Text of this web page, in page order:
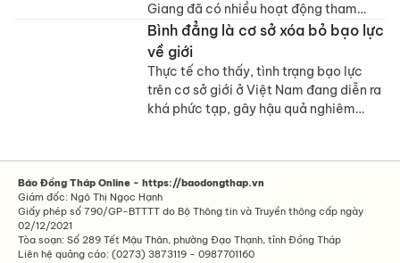
Giang đã có nhiều hoạt động tham
mưu, phối hợp, hướng dẫn, chỉ đạo thực
hiện công tác tuyên truyền phòng,
chống BLGĐ.
Bình đẳng là cơ sở xóa bỏ bạo lực
về giới
Thực tế cho thấy, tình trạng bạo lực
trên cơ sở giới ở Việt Nam đang diễn ra
khá phức tạp, gây hậu quả nghiêm
Báo Đồng Tháp Online - https://baodongthap.vn
Giám đốc: Ngô Thị Ngọc Hạnh
Giấy phép số 790/GP-BTTTT do Bộ Thông tin và Truyền thông cấp ngày
02/12/2021
Tòa soạn: Số 289 Tết Mậu Thân, phường Đạo Thạnh, tỉnh Đồng Tháp
Liên hệ quảng cáo: (0273) 3873119 - 0987701160